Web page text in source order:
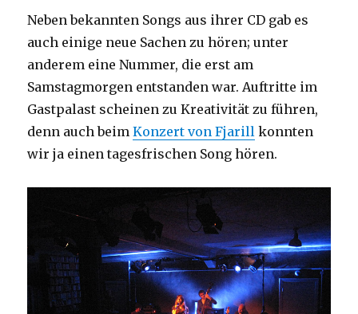
Neben bekannten Songs aus ihrer CD gab es
auch einige neue Sachen zu hören; unter
anderem eine Nummer, die erst am
Samstagmorgen entstanden war. Auftritte im
Gastpalast scheinen zu Kreativität zu führen,
denn auch beimKonzert von Fjarill konnten
wir ja einen tagesfrischen Song hören.